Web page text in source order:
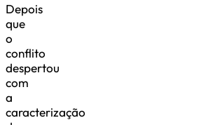
Depois
que
o
conflito
despertou
com
a
caracterização